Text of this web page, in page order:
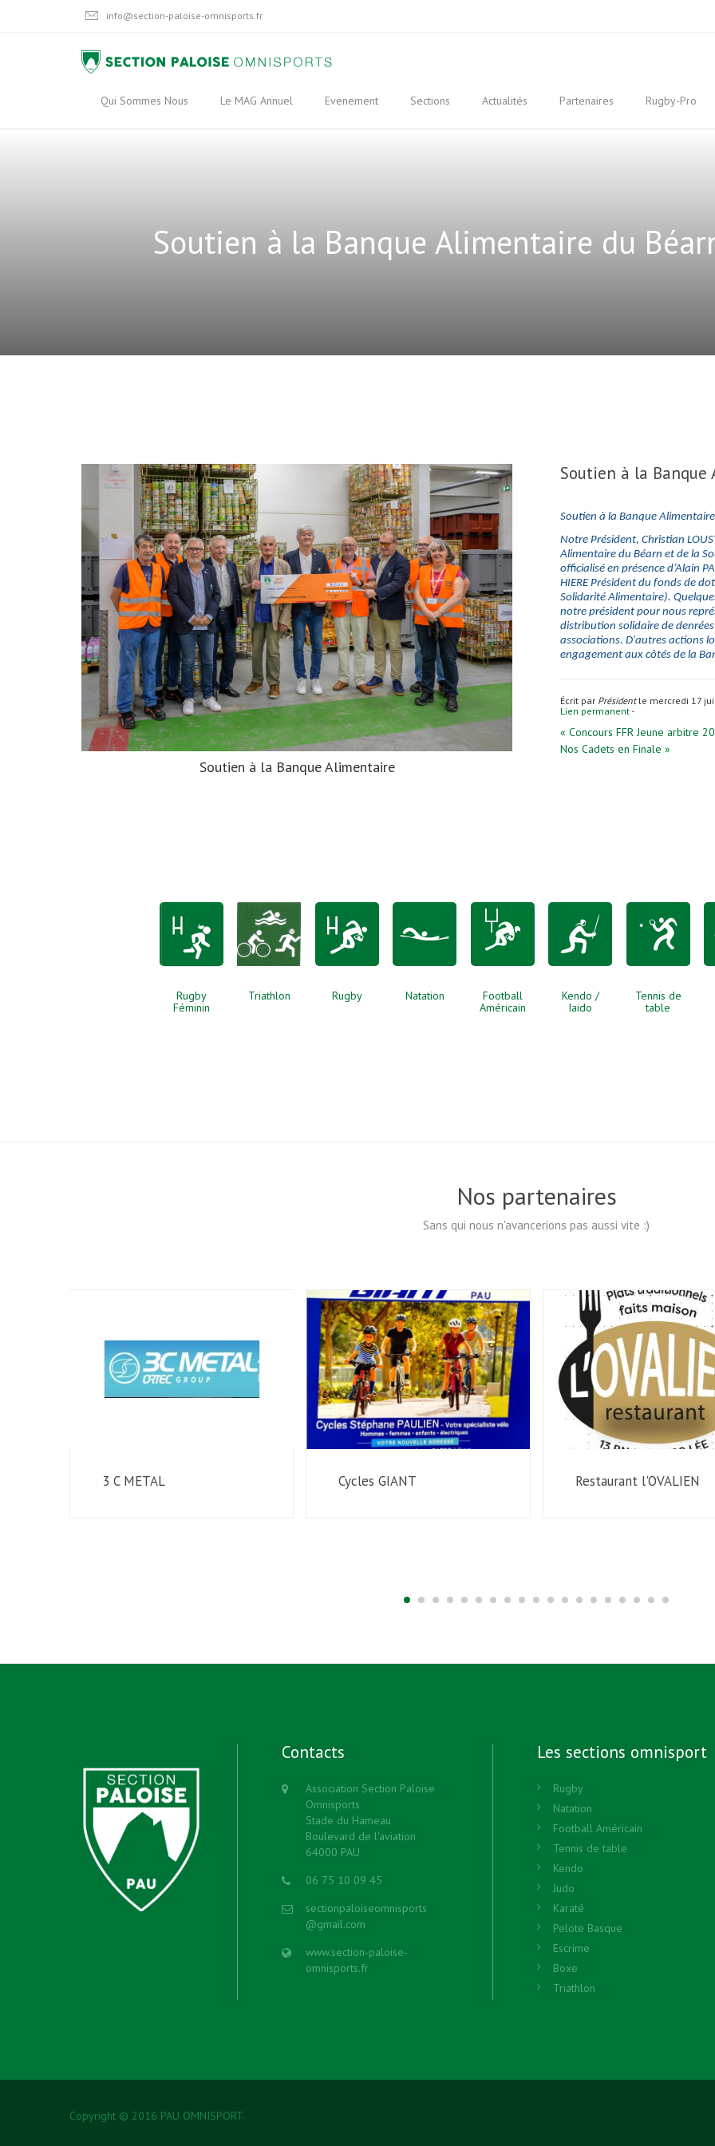
info@section-paloise-omnisports.fr
Qui Sommes Nous Le MAG Annuel Evenement Sections Actualités Partenaires Rugby-Pro
Soutien à la Banque Alimentaire du
Soutien à la Banque Alimentaire
Soutien à la
Soutien à la Banque
Notre Président, Christian
Alimentaire du Béarn et de la
officialisé en présence d’Alain
HIERE Président du fonds de
Solidarité Alimentaire).
notre président pour nous
distribution solidaire de
associations. D'autres actions
engagement aux côtés de la
Écrit par Présidentle mercredi 17
Lien permanent-
« Concours FFR Jeune arbitre
Nos Cadets en Finale »
Rugby
Féminin
Triathlon Rugby Natation
Football
Américain
Kendo /
Iaido
Tennis de
table
Nos partenaires
Sans qui nous n'avancerions pas aussi vite :)
3 C METAL Cycles GIANT Restaurant l'OVALIEN
Contacts
Association Section Paloise
Omnisports
Stade du Hameau
Boulevard de l'aviation
64000 PAU
06 75 10 09 45
sectionpaloiseomnisports
@gmail.com
www.section-paloise-
omnisports.fr
Les sections omnisport
Rugby
Natation
Football Américain
Tennis de table
Kendo
Judo
Karaté
Pelote Basque
Escrime
Boxe
Triathlon
Copyright © 2016 PAU OMNISPORT.